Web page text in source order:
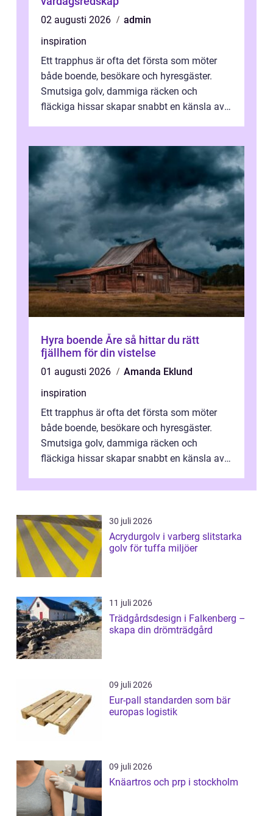
02 augusti 2026
admin
inspiration
Ett trapphus är ofta det första som möter
både boende, besökare och hyresgäster.
Smutsiga golv, dammiga räcken och
fläckiga hissar skapar snabbt en känsla av
Hyra boende Åre så hittar du rätt
fjällhem för din vistelse
01 augusti 2026
Amanda Eklund
inspiration
Ett trapphus är ofta det första som möter
både boende, besökare och hyresgäster.
Smutsiga golv, dammiga räcken och
fläckiga hissar skapar snabbt en känsla av
omtan...
30 juli 2026
Acrydurgolv i varberg slitstarka
golv för tuffa miljöer
11 juli 2026
Trädgårdsdesign i Falkenberg –
skapa din drömträdgård
09 juli 2026
Eur-pall standarden som bär
europas logistik
09 juli 2026
Knäartros och prp i stockholm